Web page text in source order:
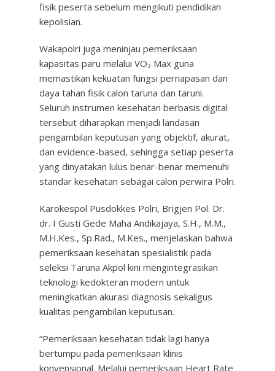
fisik peserta sebelum mengikuti pendidikan
kepolisian.
Wakapolri juga meninjau pemeriksaan
kapasitas paru melalui VO₂ Max guna
memastikan kekuatan fungsi pernapasan dan
daya tahan fisik calon taruna dan taruni.
Seluruh instrumen kesehatan berbasis digital
tersebut diharapkan menjadi landasan
pengambilan keputusan yang objektif, akurat,
dan evidence-based, sehingga setiap peserta
yang dinyatakan lulus benar-benar memenuhi
standar kesehatan sebagai calon perwira Polri.
Karokespol Pusdokkes Polri, Brigjen Pol. Dr.
dr. I Gusti Gede Maha Andikajaya, S.H., M.M.,
M.H.Kes., Sp.Rad., M.Kes., menjelaskan bahwa
pemeriksaan kesehatan spesialistik pada
seleksi Taruna Akpol kini mengintegrasikan
teknologi kedokteran modern untuk
meningkatkan akurasi diagnosis sekaligus
kualitas pengambilan keputusan.
“Pemeriksaan kesehatan tidak lagi hanya
bertumpu pada pemeriksaan klinis
konvensional. Melalui pemeriksaan Heart Rate